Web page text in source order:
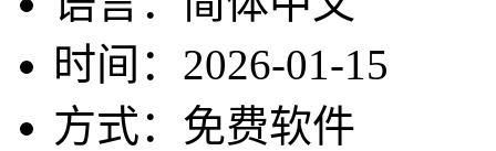
时间： 2026-01-15
方式： 免费软件